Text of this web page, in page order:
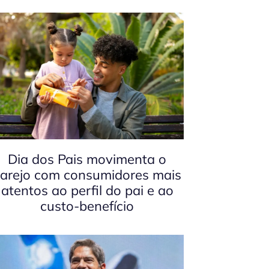
Dia dos Pais movimenta o
com consumidores mais
atentos ao perfil do pai e ao
custo-benefício